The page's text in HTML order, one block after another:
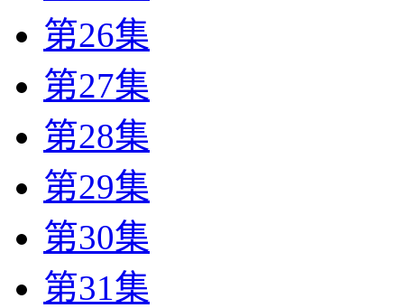
第26集
第27集
第28集
第29集
第30集
第31集